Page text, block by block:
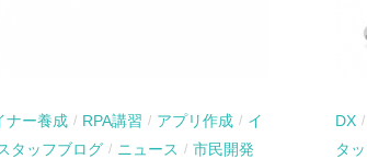
ナー養成 / RPA講習 / アプリ作成 / イ
タッフブログ / ニュース / 市民開発
DX /
タ